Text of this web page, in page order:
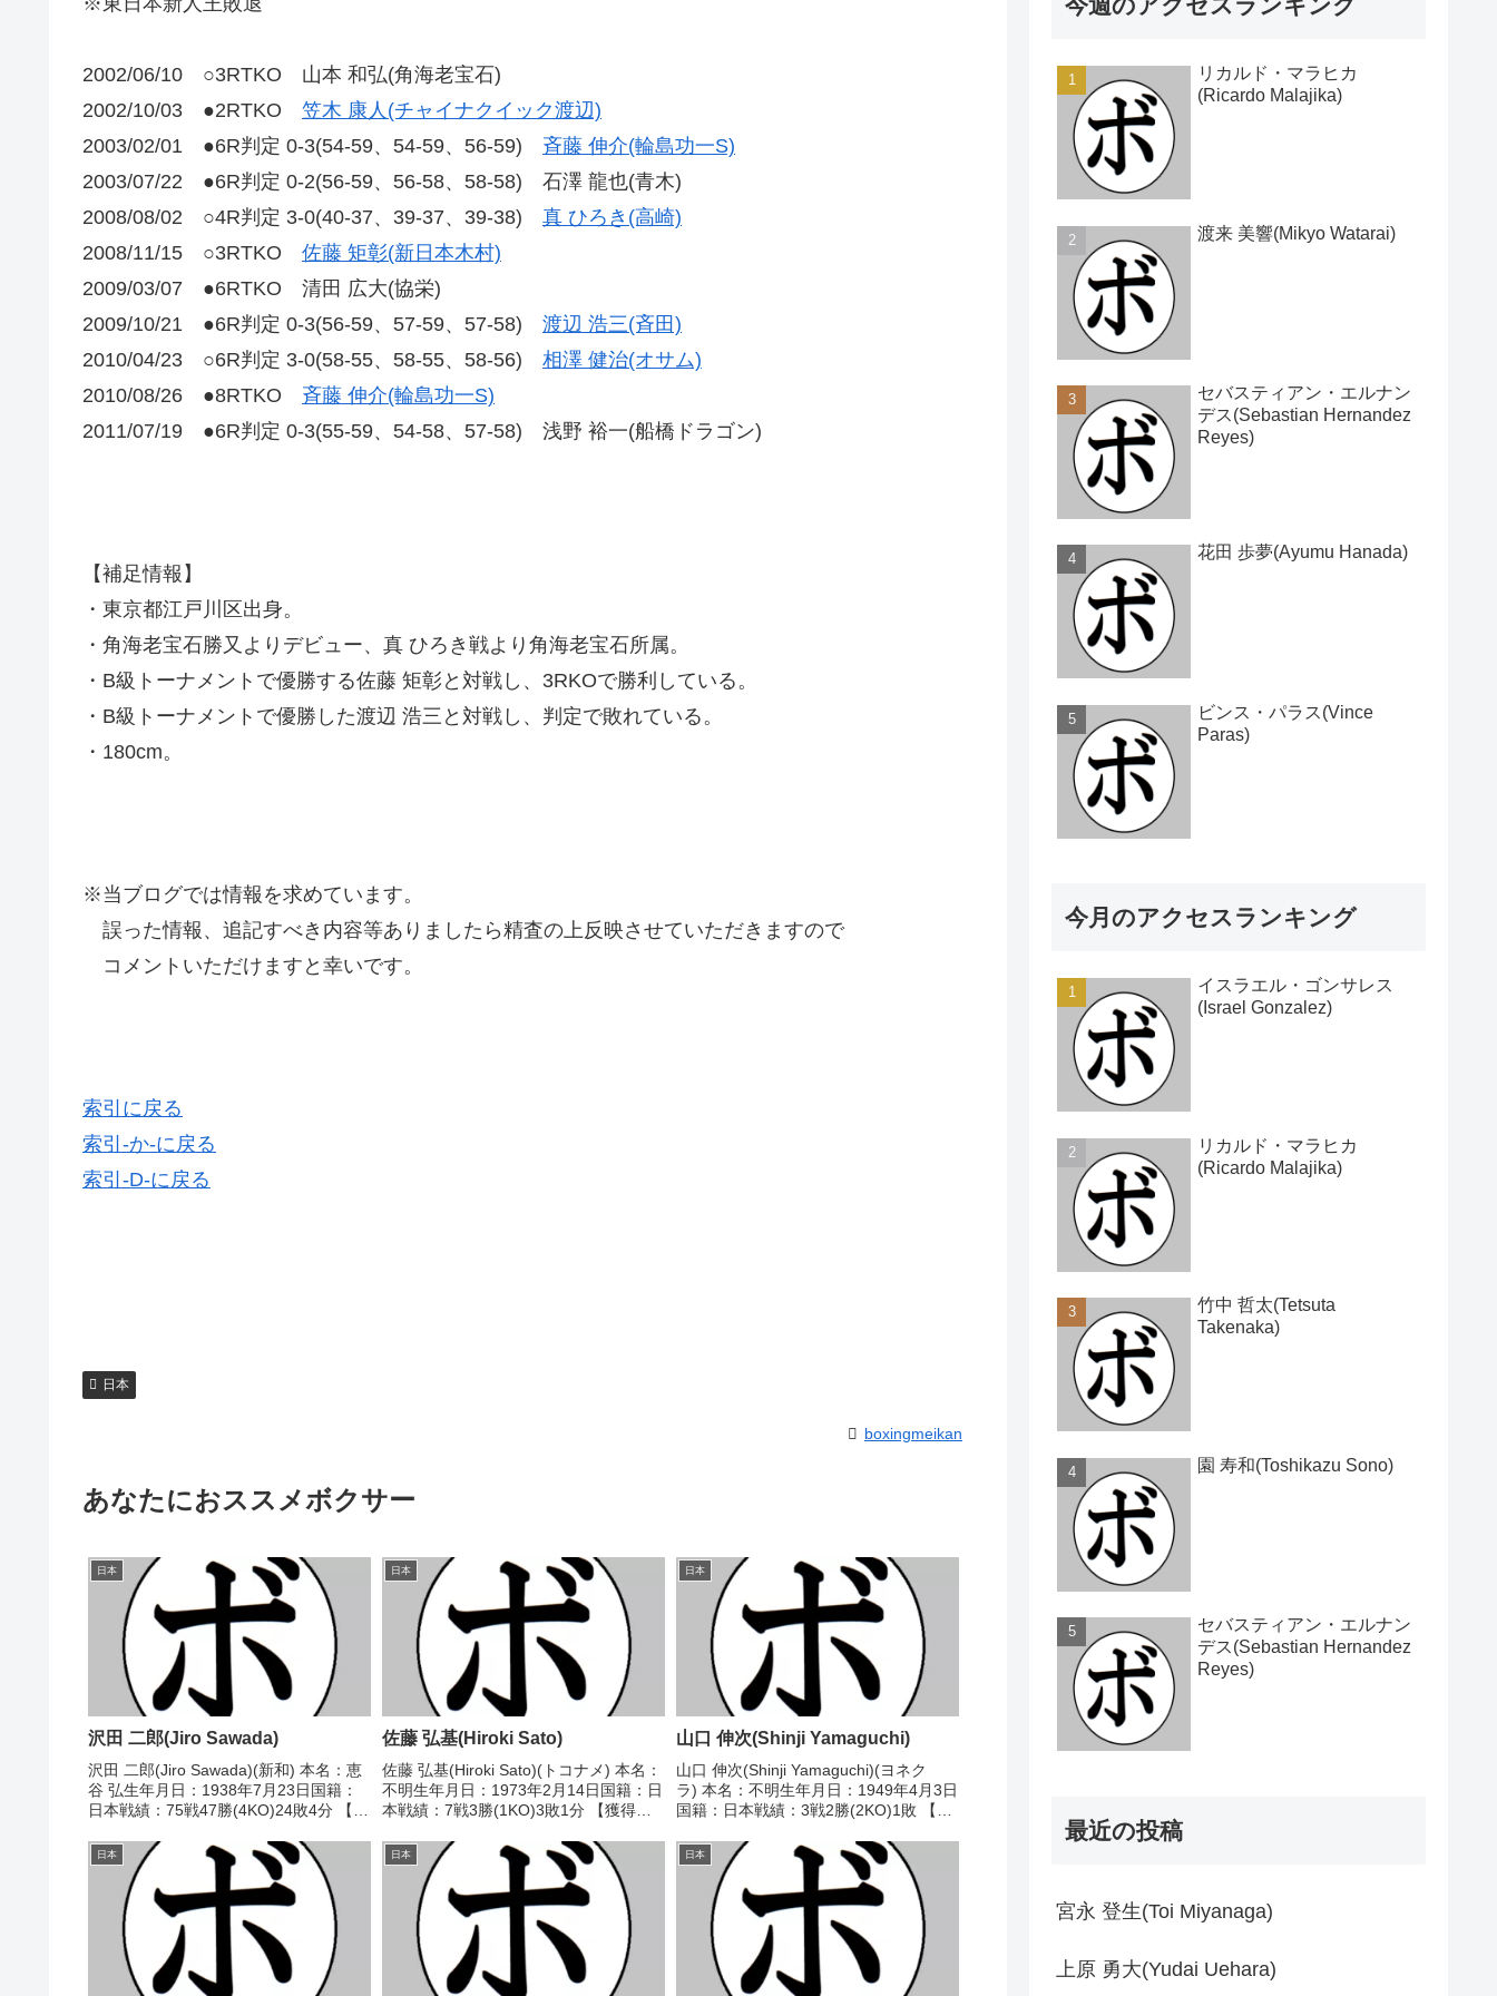
2002/06/10 ○3RTKO 山本 和弘(角海老宝石)
2002/10/03 ●2RTKO 笠木 康人(チャイナクイック渡辺)
2003/02/01 ●6R判定 0-3(54-59、54-59、56-59) 斉藤 伸介(輪島功一S)
2003/07/22 ●6R判定 0-2(56-59、56-58、58-58) 石澤 龍也(青木)
2008/08/02 ○4R判定 3-0(40-37、39-37、39-38) 真 ひろき(高崎)
2008/11/15 ○3RTKO 佐藤 矩彰(新日本木村)
2009/03/07 ●6RTKO 清田 広大(協栄)
2009/10/21 ●6R判定 0-3(56-59、57-59、57-58) 渡辺 浩三(斉田)
2010/04/23 ○6R判定 3-0(58-55、58-55、58-56) 相澤 健治(オサム)
2010/08/26 ●8RTKO 斉藤 伸介(輪島功一S)
2011/07/19 ●6R判定 0-3(55-59、54-58、57-58) 浅野 裕一(船橋ドラゴン)
【補足情報】
・東京都江戸川区出身。
・角海老宝石勝又よりデビュー、真 ひろき戦より角海老宝石所属。
・B級トーナメントで優勝する佐藤 矩彰と対戦し、3RKOで勝利している。
・B級トーナメントで優勝した渡辺 浩三と対戦し、判定で敗れている。
・180cm。
※当ブログでは情報を求めています。
誤った情報、追記すべき内容等ありましたら精査の上反映させていただきますので
コメントいただけますと幸いです。
索引に戻る
索引-か-に戻る
索引-D-に戻る
日本
boxingmeikan
あなたにおススメボクサー
日本
沢田 二郎(Jiro Sawada)
沢田 二郎(Jiro Sawada)(新和) 本名：恵
谷 弘生年月日：1938年7月23日国籍：
日本戦績：75戦47勝(4KO)24敗4分 【獲
太平洋前身)ライト級王座第13代日本ウ
ェルター級王座第...
日本
佐藤 弘基(Hiroki Sato)
佐藤 弘基(Hiroki Sato)(トコナメ) 本名：
不明生年月日：1973年2月14日国籍：日
本戦績：7戦3勝(1KO)3敗1分 【獲得タ
○1RKO 但島 淳(平石)1995/04/30
●1...
日本
山口 伸次(Shinji Yamaguchi)
山口 伸次(Shinji Yamaguchi)(ヨネク
ラ) 本名：不明生年月日：1949年4月3日
国籍：日本戦績：3戦2勝(2KO)1敗 【獲
1967/12/06 ○3RKO 高見 邦夫(キン
グ)1967/12/2...
日本 日本 日本
今週のアクセスランキング
リカルド・マラヒカ
(Ricardo Malajika)
渡来 美響(Mikyo Watarai)
セバスティアン・エルナン
デス(Sebastian Hernandez
Reyes)
花田 歩夢(Ayumu Hanada)
ビンス・パラス(Vince
Paras)
今月のアクセスランキング
イスラエル・ゴンサレス
(Israel Gonzalez)
リカルド・マラヒカ
(Ricardo Malajika)
竹中 哲太(Tetsuta
Takenaka)
園 寿和(Toshikazu Sono)
セバスティアン・エルナン
デス(Sebastian Hernandez
Reyes)
最近の投稿
宮永 登生(Toi Miyanaga)
上原 勇大(Yudai Uehara)